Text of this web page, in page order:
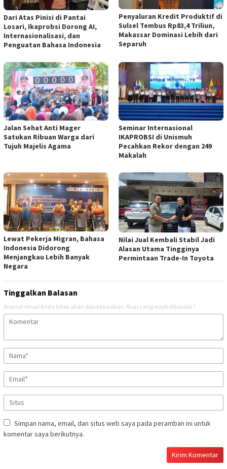
Dari Atas Pinisi di Pantai
Losari, Ikaprobsi Dorong AI,
Internasionalisasi, dan
Penguatan Bahasa Indonesia
Penyaluran Kredit Produktif di
Sulsel Tembus Rp83,4 Triliun,
Makassar Dominasi Lebih dari
Separuh
Jalan Sehat Anti Mager
Satukan Ribuan Warga dari
Tujuh Majelis Agama
Seminar Internasional
IKAPROBSI di Unismuh
Pecahkan Rekor dengan 249
Makalah
Lewat Pekerja Migran, Bahasa
Indonesia Didorong
Menjangkau Lebih Banyak
Negara
Nilai Jual Kembali Stabil Jadi
Alasan Utama Tingginya
Permintaan Trade-In Toyota
Tinggalkan Balasan
Alamat email Anda tidak akan dipublikasikan. Ruas yang wajib ditandai *
Simpan nama, email, dan situs web saya pada peramban ini untuk
komentar saya berikutnya.